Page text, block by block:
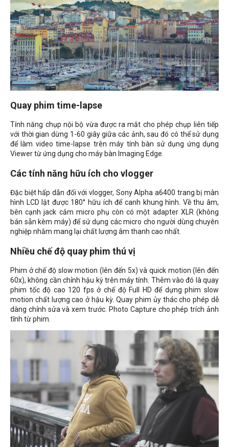
Quay phim time-lapse
Tính năng chụp nội bộ vừa được ra mắt cho phép chụp liên tiếp
với thời gian dừng 1-60 giây giữa các ảnh, sau đó có thể sử dụng
để làm video time-lapse trên máy tính bàn sử dụng ứng dụng
Viewer từ ứng dụng cho máy bàn Imaging Edge.
Các tính năng hữu ích cho vlogger
Đặc biệt hấp dẫn đối với vlogger, Sony Alpha a6400 trang bị màn
hình LCD lật được 180° hữu ích để canh khung hình. Về thu âm,
bên cạnh jack cắm micro phụ còn có một adapter XLR (không
bán sẵn kèm máy) để sử dụng các micro cho người dùng chuyên
nghiệp nhằm mang lại chất lượng âm thanh cao nhất.
Nhiều chế độ quay phim thú vị
Phim ở chế độ slow motion (lên đến 5x) và quick motion (lên đến
60x), không cần chỉnh hậu kỳ trên máy tính. Thêm vào đó là quay
phim tốc độ cao 120 fps ở chế độ Full HD để dựng phim slow
motion chất lượng cao ở hậu kỳ. Quay phim ủy thác cho phép dễ
dàng chỉnh sửa và xem trước. Photo Capture cho phép trích ảnh
tĩnh từ phim.